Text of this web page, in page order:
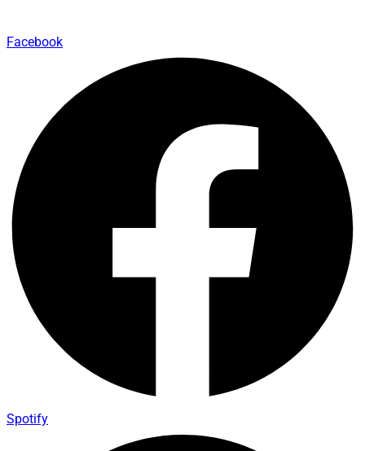
Facebook
Spotify